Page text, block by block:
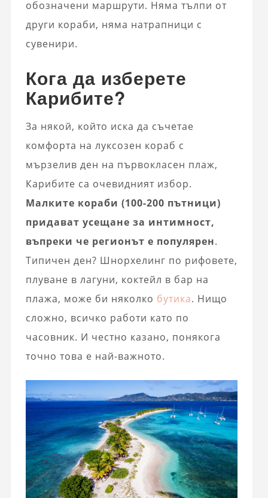
обозначени маршрути. Няма тълпи от
други кораби, няма натрапници с
сувенири.
Кога да изберете
Карибите?
За някой, който иска да съчетае
комфорта на луксозен кораб с
мързелив ден на първокласен плаж,
Карибите са очевидният избор.
Малките кораби (100-200 пътници)
придават усещане за интимност,
въпреки че регионът е популярен.
Типичен ден? Шнорхелинг по рифовете,
плуване в лагуни, коктейл в бар на
плажа, може би няколко бутика. Нищо
сложно, всичко работи като по
часовник. И честно казано, понякога
точно това е най-важното.